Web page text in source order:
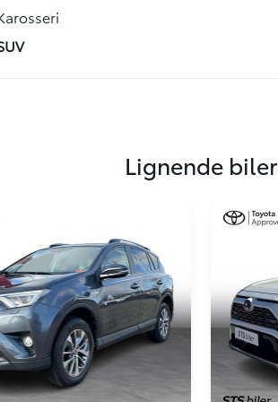
Lignende biler